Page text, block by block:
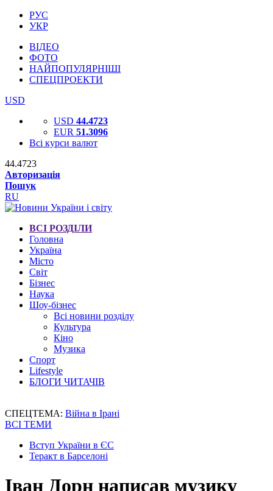
РУС
УКР
ВІДЕО
ФОТО
НАЙПОПУЛЯРНІШІ
СПЕЦПРОЕКТИ
USD
USD 44.4723
EUR 51.3096
Всі курси валют
44.4723
Авторизація
Пошук
RU
ВСІ РОЗДІЛИ
Головна
Україна
Місто
Світ
Бізнес
Наука
Шоу-бізнес
Всі новини розділу
Культура
Кіно
Музика
Спорт
Lifestyle
БЛОГИ ЧИТАЧІВ
СПЕЦТЕМА: Війна в Ірані
ВСІ ТЕМИ
Вступ України в ЄС
Теракт в Барселоні
Іван Дорн написав музику